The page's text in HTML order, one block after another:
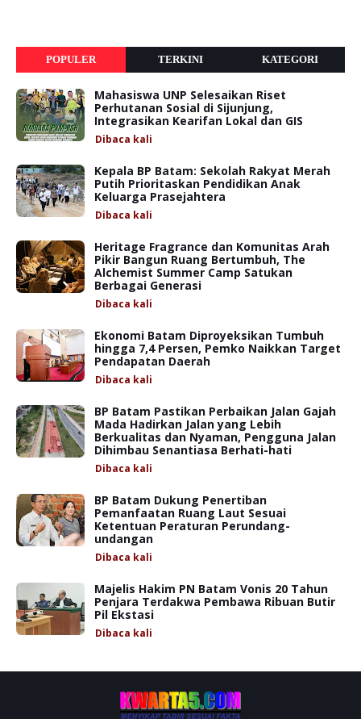
POPULER TERKINI KATEGORI
Mahasiswa UNP Selesaikan Riset
Perhutanan Sosial di Sijunjung,
Integrasikan Kearifan Lokal dan GIS
Dibaca kali
Kepala BP Batam: Sekolah Rakyat Merah
Putih Prioritaskan Pendidikan Anak
Keluarga Prasejahtera
Dibaca kali
Heritage Fragrance dan Komunitas Arah
Pikir Bangun Ruang Bertumbuh, The
Alchemist Summer Camp Satukan
Berbagai Generasi
Dibaca kali
Ekonomi Batam Diproyeksikan Tumbuh
hingga 7,4 Persen, Pemko Naikkan Target
Pendapatan Daerah
Dibaca kali
BP Batam Pastikan Perbaikan Jalan Gajah
Mada Hadirkan Jalan yang Lebih
Berkualitas dan Nyaman, Pengguna Jalan
Dihimbau Senantiasa Berhati-hati
Dibaca kali
BP Batam Dukung Penertiban
Pemanfaatan Ruang Laut Sesuai
Ketentuan Peraturan Perundang-
undangan
Dibaca kali
Majelis Hakim PN Batam Vonis 20 Tahun
Penjara Terdakwa Pembawa Ribuan Butir
Pil Ekstasi
Dibaca kali